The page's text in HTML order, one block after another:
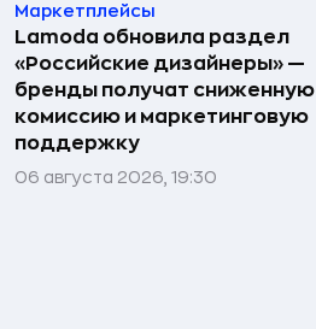
Маркетплейсы
Lamoda обновила раздел
«Российские дизайнеры» —
бренды получат сниженную
комиссию и маркетинговую
поддержку
06 августа 2026, 19:30